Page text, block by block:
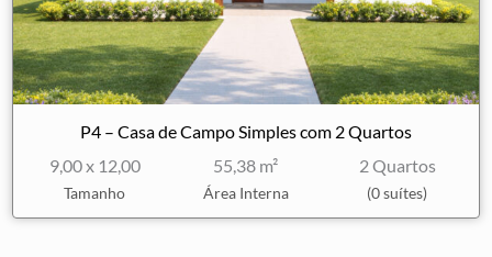
P4 – Casa de Campo Simples com 2 Quartos
9,00 x 12,00
Tamanho
55,38 m²
Área Interna
2 Quartos
(0 suítes)